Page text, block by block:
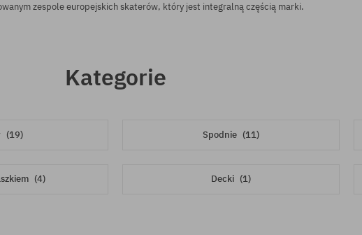
zespole europejskich skaterów, który jest integralną częścią marki.
Kategorie
(19) Spodnie (11)
(4) Decki (1)